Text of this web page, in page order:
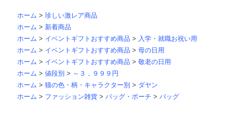
ホーム > 珍しい激レア商品
ホーム > 新着商品
ホーム > イベントギフトおすすめ商品 > 入学・就職お祝い用
ホーム > イベントギフトおすすめ商品 > 母の日用
ホーム > イベントギフトおすすめ商品 > 敬老の日用
ホーム > 値段別 > ～３，９９９円
ホーム > 猫の色・柄・キャラクター別 > ダヤン
ホーム > ファッション雑貨 > バッグ・ポーチ > バッグ